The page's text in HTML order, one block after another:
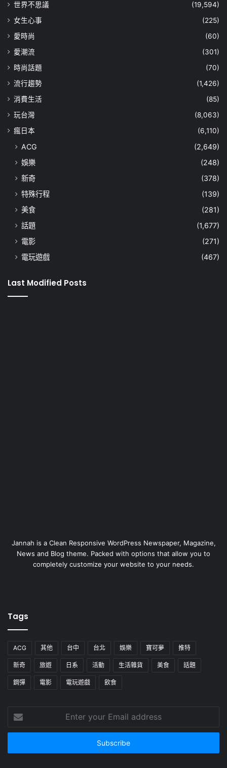
世界不思議
(19,594)
女生心事
(225)
愛時尚
(60)
愛潮流
(301)
時尚話題
(70)
流行趨勢
(1,426)
消費生活
(85)
玩台灣
(8,063)
瘋日本
(6,110)
ACG
(2,649)
娛樂
(248)
新奇
(378)
特殊行程
(139)
美食
(281)
話題
(1,677)
電影
(271)
電玩遊戲
(467)
Last Modified Posts
Jannah is a Clean Responsive WordPress Newspaper, Magazine,
News and Blog theme. Packed with options that allow you to
completely customize your website to your needs.
Tags
ACG 其他 台中 台北 娛樂 寶可夢 推特
新奇 旅遊 日系 活動 生活雜貨 美食 話題
鋼彈 電影 電玩遊戲 飲食
your
Email